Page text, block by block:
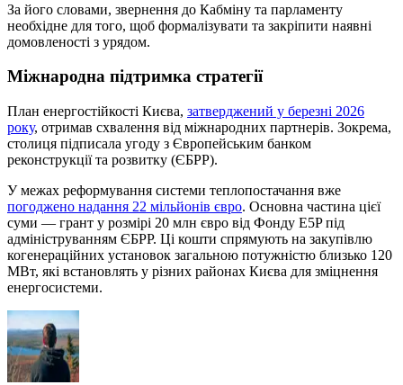
За його словами, звернення до Кабміну та парламенту
необхідне для того, щоб формалізувати та закріпити наявні
домовленості з урядом.
Міжнародна підтримка стратегії
План енергостійкості Києва, затверджений у березні 2026
року, отримав схвалення від міжнародних партнерів. Зокрема,
столиця підписала угоду з Європейським банком
реконструкції та розвитку (ЄБРР).
У межах реформування системи теплопостачання вже
погоджено надання 22 мільйонів євро. Основна частина цієї
суми — грант у розмірі 20 млн євро від Фонду E5P під
адмініструванням ЄБРР. Ці кошти спрямують на закупівлю
когенераційних установок загальною потужністю близько 120
МВт, які встановлять у різних районах Києва для зміцнення
енергосистеми.